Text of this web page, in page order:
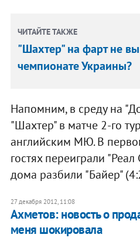
ЧИТАЙТЕ ТАКЖЕ
"Шахтер" на фарт не
чемпионате Украины?
Напомним, в среду на
"Шахтер" в матче 2-го
английским МЮ. В
гостях переиграли
дома разбили "Байер"
27 декабря 2012, 11:08
Ахметов: новость о
меня шокировала